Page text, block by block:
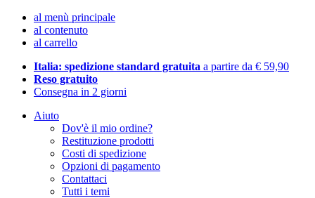
al menù principale
al contenuto
al carrello
Italia: spedizione standard gratuita a partire da € 59,90
Reso gratuito
Consegna in 2 giorni
Aiuto
Dov'è il mio ordine?
Restituzione prodotti
Costi di spedizione
Opzioni di pagamento
Contattaci
Tutti i temi